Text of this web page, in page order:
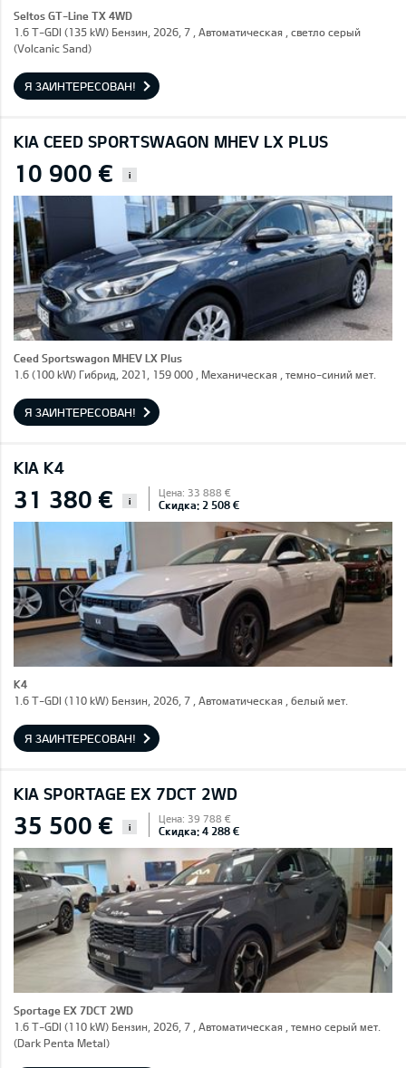
Seltos GT-Line TX 4WD
1.6 T-GDI (135 kW) Бензин, 2026, 7 , Автоматическая , светло серый
(Volcanic Sand)
Я ЗАИНТЕРЕСОВАН!
KIA CEED SPORTSWAGON MHEV LX PLUS
10 900 € i
Ceed Sportswagon MHEV LX Plus
1.6 (100 kW) Гибрид, 2021, 159 000 , Механическая , темно-синий мет.
Я ЗАИНТЕРЕСОВАН!
KIA K4
31 380 € i
Цена: 33 888 €
Скидка: 2 508 €
K4
1.6 T-GDI (110 kW) Бензин, 2026, 7 , Автоматическая , белый мет.
Я ЗАИНТЕРЕСОВАН!
KIA SPORTAGE EX 7DCT 2WD
35 500 € i
Цена: 39 788 €
Скидка: 4 288 €
Sportage EX 7DCT 2WD
1.6 T-GDI (110 kW) Бензин, 2026, 7 , Автоматическая , темно серый мет.
(Dark Penta Metal)